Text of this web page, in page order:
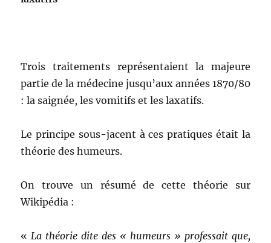
Trois traitements représentaient la majeure
partie de la médecine jusqu’aux années 1870/80
: la saignée, les vomitifs et les laxatifs.
Le principe sous-jacent à ces pratiques était la
théorie des humeurs.
On trouve un résumé de cette théorie sur
Wikipédia :
«La théorie dite des « humeurs » professait que,